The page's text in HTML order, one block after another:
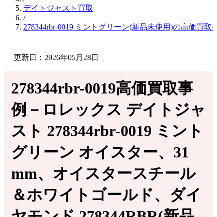
デイトジャスト買取
/
278344rbr-0019 ミントグリーン(新品未使用)の高価買取
更新日：2026年05月28日
278344rbr-0019高価買取事
例－ロレックス デイトジャ
スト 278344rbr-0019 ミント
グリーン オイスター、31
mm、オイスタースチール
＆ホワイトゴールド、ダイ